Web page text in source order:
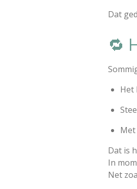
Dat
🔁
Het
Dat is
In
Net